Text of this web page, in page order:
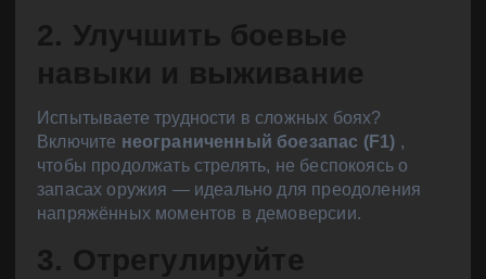
2. Улучшить боевые
навыки и выживание
Испытываете трудности в сложных боях?
Включите неограниченный боезапас (F1) ,
чтобы продолжать стрелять, не беспокоясь о
запасах оружия — идеально для преодоления
напряжённых моментов в демоверсии.
3. Отрегулируйте